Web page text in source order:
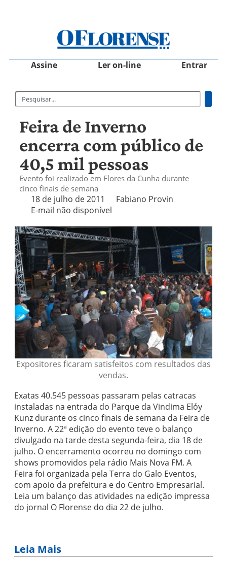
Assine Ler on-line Entrar
Feira de Inverno
encerra com público de
40,5 mil pessoas
Evento foi realizado em Flores da Cunha durante
cinco finais de semana
18 de julho de 2011
Fabiano Provin
E-mail não disponível
Expositores ficaram satisfeitos com resultados das
vendas.
Exatas 40.545 pessoas passaram pelas catracas
instaladas na entrada do Parque da Vindima Elóy
Kunz durante os cinco finais de semana da Feira de
Inverno. A 22ª edição do evento teve o balanço
divulgado na tarde desta segunda-feira, dia 18 de
julho. O encerramento ocorreu no domingo com
shows promovidos pela rádio Mais Nova FM. A
Feira foi organizada pela Terra do Galo Eventos,
com apoio da prefeitura e do Centro Empresarial.
Leia um balanço das atividades na edição impressa
do jornal O Florense do dia 22 de julho.
Leia Mais